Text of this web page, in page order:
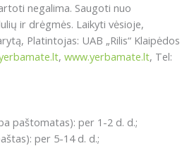
negalima. Saugoti nuo
ir drėgmės. Laikyti vėsioje,
Platintojas: UAB „Rilis“ Klaipėdos
, www.yerbamate.lt, Tel:
paštomatas): per 1-2 d. d.;
per 5-14 d. d.;